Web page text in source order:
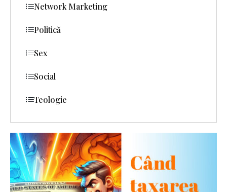
Network Marketing
Politică
Sex
Social
Teologie